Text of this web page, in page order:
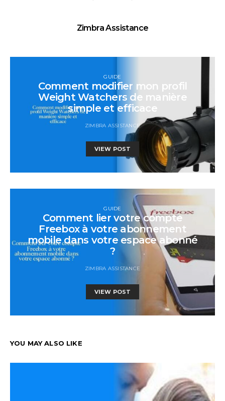
Zimbra Assistance
GUIDE
Comment modifier mon profil
Weight Watchers de manière
simple et efficace
ZIMBRA ASSISTANCE
VIEW POST
GUIDE
Comment lier votre compte
Freebox à votre abonnement
mobile dans votre espace abonné
?
ZIMBRA ASSISTANCE
VIEW POST
YOU MAY ALSO LIKE